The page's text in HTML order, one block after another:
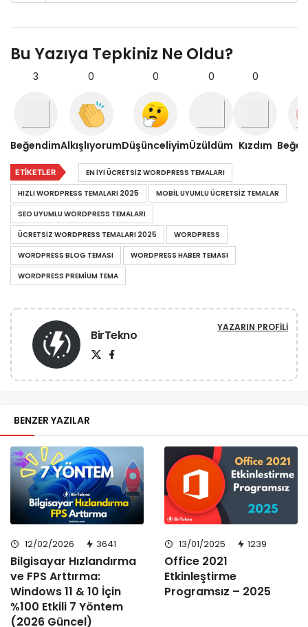
Bu Yazıya Tepkiniz Ne Oldu?
3
Beğendim
0
Alkışlıyorum
0
Düşünceliyim
0
Üzüldüm
0
Kızdım
ETIKETLER
EN IYI ÜCRETSIZ WORDPRESS TEMALARI
HIZLI WORDPRESS TEMALARI 2025
MOBIL UYUMLU ÜCRETSIZ TEMALAR
SEO UYUMLU WORDPRESS TEMALARI
ÜCRETSIZ WORDPRESS TEMALARI 2025
WORDPRESS
WORDPRESS BLOG TEMASI
WORDPRESS HABER TEMASI
WORDPRESS PREMIUM TEMA
BirTekno YAZARIN PROFILI
BENZER YAZILAR
12/02/2026 3641
Bilgisayar Hızlandırma
ve FPS Arttırma:
Windows 11 & 10 İçin
%100 Etkili 7 Yöntem
(2026 Güncel)
13/01/2025 1239
Office 2021
Etkinleştirme
Programsız – 2025